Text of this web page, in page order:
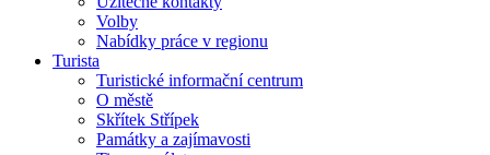
Volby
Nabídky práce v regionu
Turista
Turistické informační centrum
O městě
Skřítek Střípek
Památky a zajímavosti